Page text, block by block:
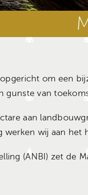
om een
gunste van
aan
werken wij aan
(ANBI) zet de